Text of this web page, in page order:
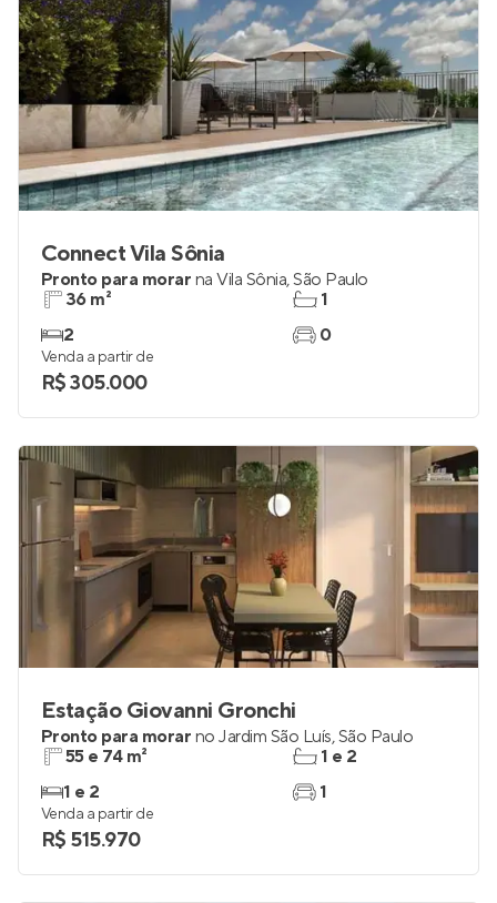
Connect Vila Sônia
Pronto para morar na Vila Sônia,São Paulo
36 m²
2
1
0
Venda a partir de
R$ 305.000
Estação Giovanni Gronchi
Pronto para morar no Jardim São Luís,São Paulo
55 e 74 m²
1 e 2
1 e 2
1
Venda a partir de
R$ 515.970